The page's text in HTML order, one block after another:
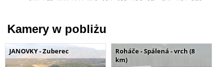
Kamery w pobliżu
JANOVKY - Zuberec
Roháče - Spálená - vrch (8
km)